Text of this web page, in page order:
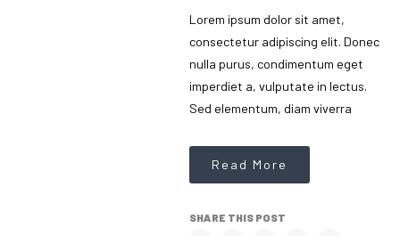
Lorem ipsum dolor sit amet,
consectetur adipiscing elit. Donec
nulla purus, condimentum eget
imperdiet a, vulputate in lectus.
Sed elementum, diam viverra
Read More
SHARE THIS POST